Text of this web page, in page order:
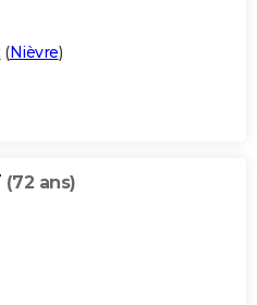
(Nièvre)
(72 ans)